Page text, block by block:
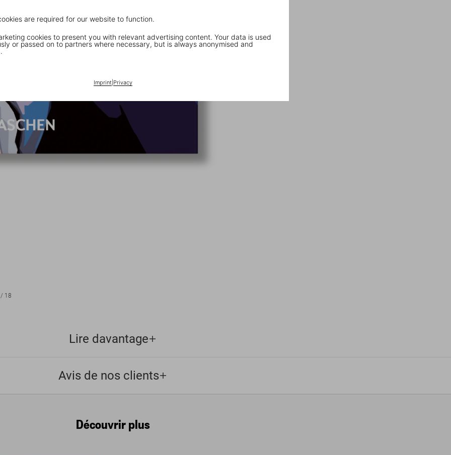
are required for our website to function.
cookies to present you with relevant advertising content. Your data is used
or passed on to partners where necessary, but is always anonymised and
Imprint| Privacy
18
Lire davantage
Avis de nos clients
Découvrir plus